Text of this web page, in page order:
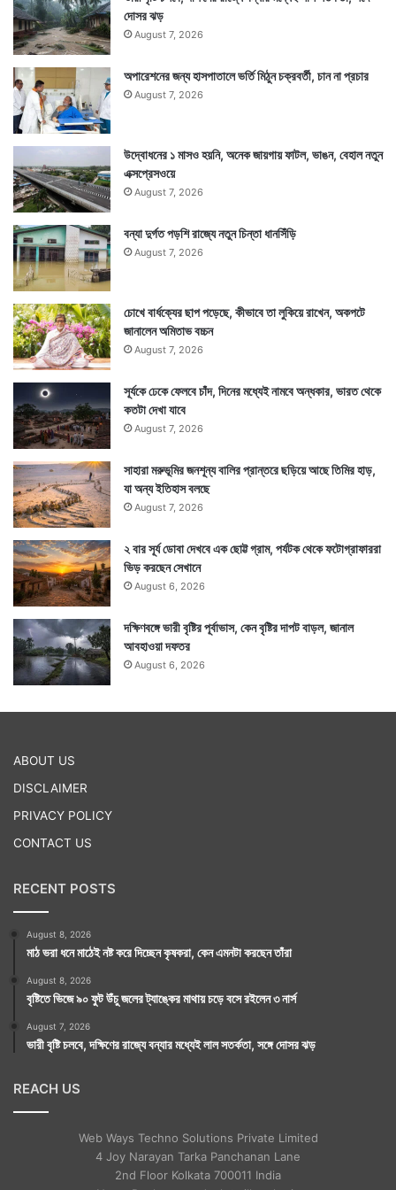
Tags Italy
দোসর ঝড়
August 7, 2026
অপারেশনের জন্য হাসপাতালে ভর্তি মিঠুন চক্রবর্তী, চান না প্রচার
August 7, 2026
উদ্বোধনের ১ মাসও হয়নি, অনেক জায়গায় ফাটল, ভাঙন, বেহাল নতুন
এক্সপ্রেসওয়ে
August 7, 2026
বন্যা দুর্গত পড়শি রাজ্যে নতুন চিন্তা ধানসিঁড়ি
August 7, 2026
চোখে বার্ধক্যের ছাপ পড়েছে, কীভাবে তা লুকিয়ে রাখেন, অকপটে
জানালেন অমিতাভ বচ্চন
August 7, 2026
সূর্যকে ঢেকে ফেলবে চাঁদ, দিনের মধ্যেই নামবে অন্ধকার, ভারত থেকে
কতটা দেখা যাবে
August 7, 2026
সাহারা মরুভূমির জনশূন্য বালির প্রান্তরে ছড়িয়ে আছে তিমির হাড়,
যা অন্য ইতিহাস বলছে
August 7, 2026
২ বার সূর্য ডোবা দেখবে এক ছোট্ট গ্রাম, পর্যটক থেকে ফটোগ্রাফাররা
ভিড় করছেন সেখানে
August 6, 2026
দক্ষিণবঙ্গে ভারী বৃষ্টির পূর্বাভাস, কেন বৃষ্টির দাপট বাড়ল, জানাল
আবহাওয়া দফতর
August 6, 2026
ABOUT US
DISCLAIMER
PRIVACY POLICY
CONTACT US
RECENT POSTS
August 8, 2026
মাঠ ভরা ধনে মাঠেই নষ্ট করে দিচ্ছেন কৃষকরা, কেন এমনটা করছেন তাঁরা
August 8, 2026
বৃষ্টিতে ভিজে ৯০ ফুট উঁচু জলের ট্যাঙ্কের মাথায় চড়ে বসে রইলেন ৩ নার্স
August 7, 2026
ভারী বৃষ্টি চলবে, দক্ষিণের রাজ্যে বন্যার মধ্যেই লাল সতর্কতা, সঙ্গে দোসর ঝড়
REACH US
Web Ways Techno Solutions Private Limited
4 Joy Narayan Tarka Panchanan Lane
2nd Floor Kolkata 700011 India